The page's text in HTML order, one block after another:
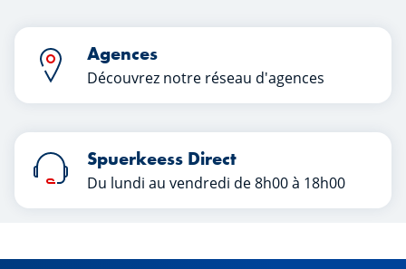
Agences
Découvrez notre réseau d'agences
Spuerkeess Direct
Du lundi au vendredi de 8h00 à 18h00